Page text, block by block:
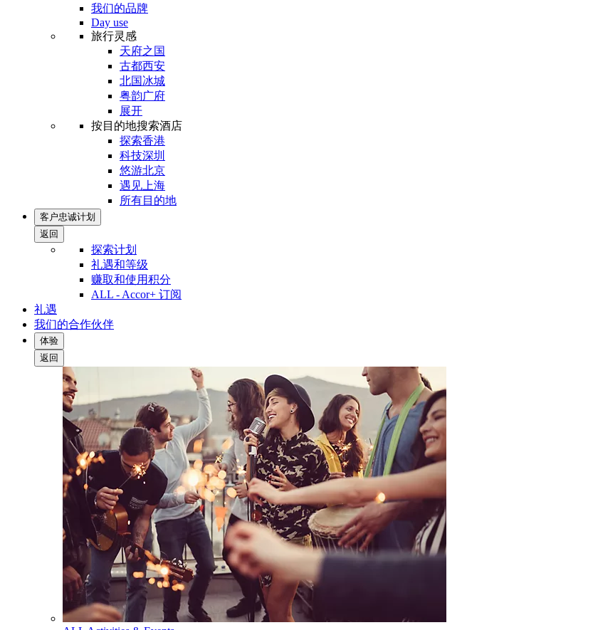
我们的品牌
Day use
旅行灵感
天府之国
古都西安
北国冰城
粤韵广府
展开
按目的地搜索酒店
探索香港
科技深圳
悠游北京
遇见上海
所有目的地
客户忠诚计划
返回
探索计划
礼遇和等级
赚取和使用积分
ALL - Accor+ 订阅
礼遇
我们的合作伙伴
体验
返回